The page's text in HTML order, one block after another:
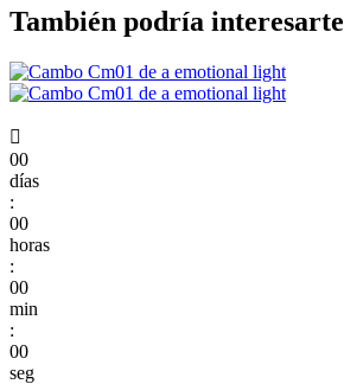
También podría interesarte

00
días
:
00
horas
:
00
min
:
00
seg